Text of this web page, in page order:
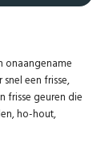
onaangename
een frisse,
frisse geuren die
ho-hout,